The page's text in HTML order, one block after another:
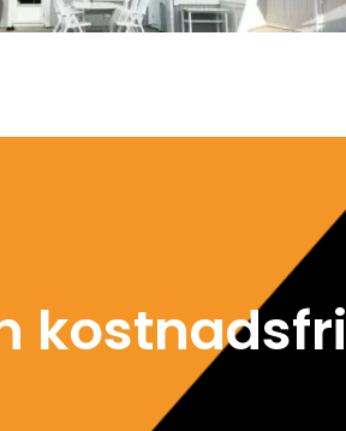
kostnadsfri